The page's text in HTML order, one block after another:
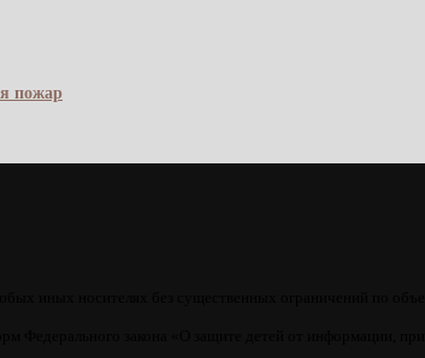
пожар